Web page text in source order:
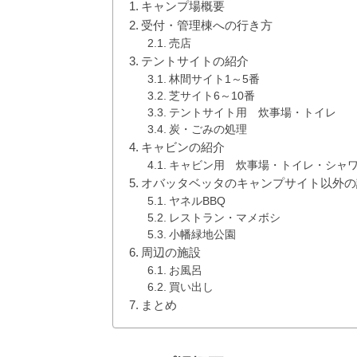
キャンプ場概要
受付・管理棟への行き方
売店
テントサイトの紹介
林間サイト1～5番
芝サイト6～10番
テントサイト用 炊事場・トイレ
炭・ごみの処理
キャビンの紹介
キャビン用 炊事場・トイレ・シャ
オバッタベッタのキャンプサイト以外
ヤネルBBQ
レストラン・マメボシ
小幡緑地公園
周辺の施設
お風呂
買い出し
まとめ